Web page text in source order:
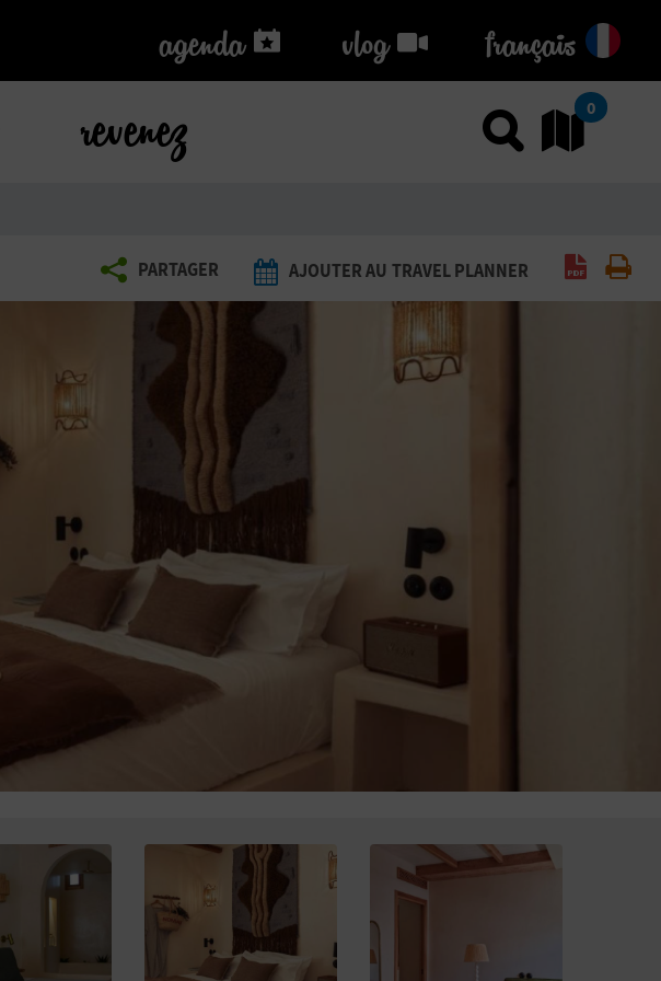
agenda
agenda vlog
vlog français
revenez Utiliser
0
PARTAGER AJOUTER AU TRAVEL PLANNER Générer